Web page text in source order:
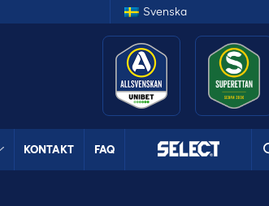
Svenska
KONTAKT FAQ